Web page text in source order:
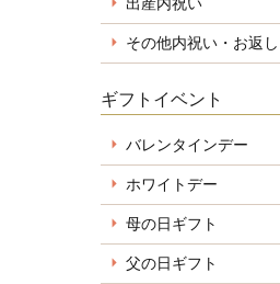
出産内祝い
その他内祝い・お返し
ギフトイベント
バレンタインデー
ホワイトデー
母の日ギフト
父の日ギフト